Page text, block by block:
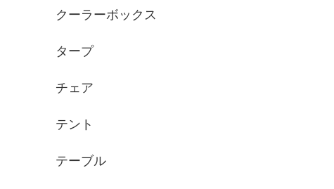
クーラーボックス
タープ
チェア
テント
テーブル